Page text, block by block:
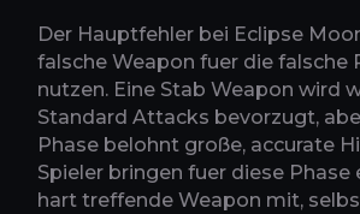
Der Hauptfehler bei Eclipse
falsche Weapon fuer die falsche
nutzen. Eine Stab Weapon wird
Standard Attacks bevorzugt,
Phase belohnt große, accurate
Spieler bringen fuer diese Phase
hart treffende Weapon mit,